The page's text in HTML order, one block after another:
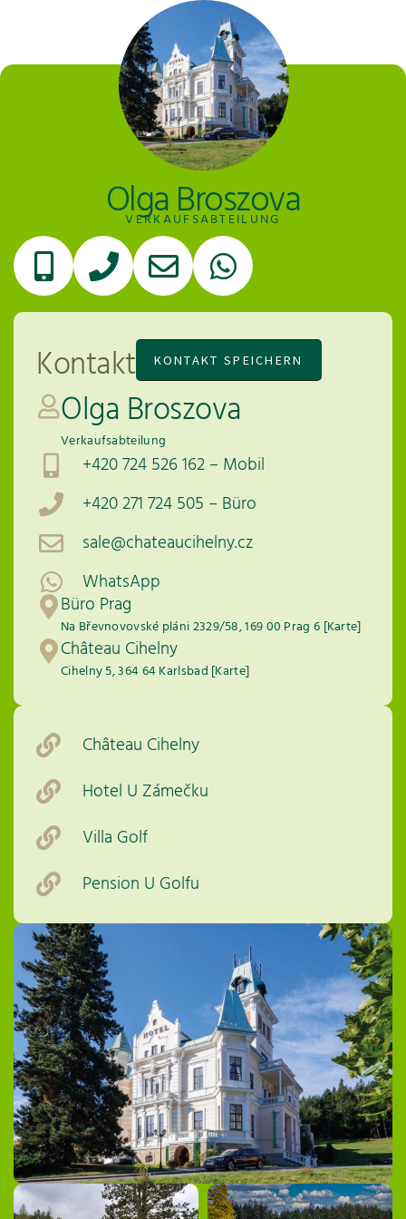
Olga Broszova
VERKAUFSABTEILUNG
Kontakt KONTAKT SPEICHERN
Olga Broszova
Verkaufsabteilung
+420 724 526 162 – Mobil
+420 271 724 505 – Büro
sale@chateaucihelny.cz
WhatsApp
Büro Prag
Na Břevnovovské pláni 2329/58, 169 00 Prag 6 [Karte]
Château Cihelny
Cihelny 5, 364 64 Karlsbad [Karte]
Château Cihelny
Hotel U Zámečku
Villa Golf
Pension U Golfu